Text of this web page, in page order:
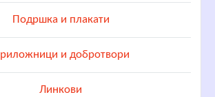
Подршка и плакати
и добротвори
Линкови